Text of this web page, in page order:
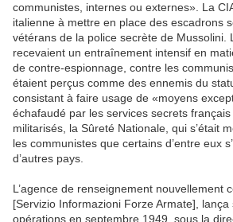
communistes, internes ou externes». La
italienne à mettre en place des escadrons
vétérans de la police secrète de Mussolini.
recevaient un entraînement intensif en
de contre-espionnage, contre les
étaient perçus comme des ennemis du
consistant à faire usage de «moyens
échafaudé par les services secrets
militarisés, la Sûreté Nationale, qui s’était
les communistes que certains d’entre eux
d’autres pays.
L’agence de renseignement nouvellement
[Servizio Informazioni Forze Armate],
opérations en septembre 1949, sous la